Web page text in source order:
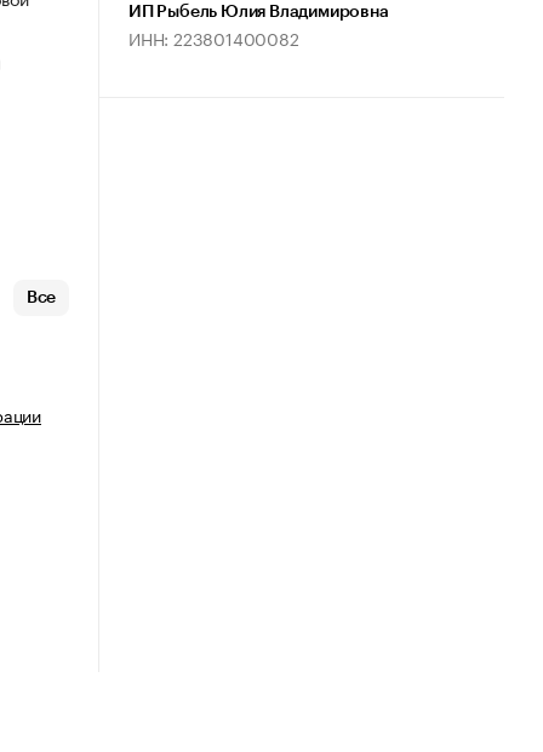
Все
ИП Рыбель Юлия Владимировна
ИНН: 223801400082